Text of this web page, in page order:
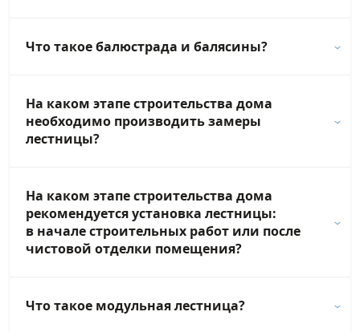
Что такое балюстрада и балясины?
На каком этапе строительства дома
необходимо производить замеры
лестницы?
На каком этапе строительства дома
рекомендуется установка лестницы:
в начале строительных работ или после
чистовой отделки помещения?
Что такое модульная лестница?